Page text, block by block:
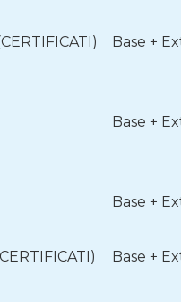
Base +
Base +
Base +
Base +